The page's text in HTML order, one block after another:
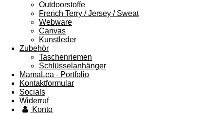
Outdoorstoffe
French Terry / Jersey / Sweat
Webware
Canvas
Kunstleder
Zubehör
Taschenriemen
Schlüsselanhänger
MamaLea - Portfolio
Kontaktformular
Socials
Widerruf
Konto